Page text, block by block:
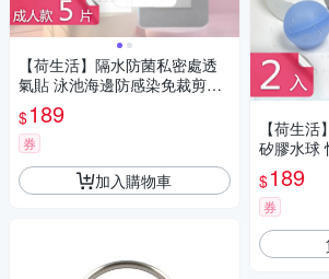
【荷生活】隔水防菌私密處透
氣貼 泳池海邊防感染免裁剪防
水貼-成人款5片組
$189
券
加入購物車
【荷生
矽膠水球
免綁軟水
$189
券